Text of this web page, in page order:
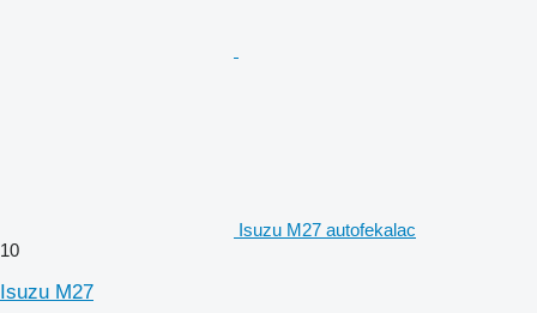
Isuzu M27 autofekalac
10
Isuzu M27